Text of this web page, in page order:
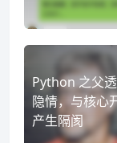
Python 之父
隐情，与核心
产生隔阂